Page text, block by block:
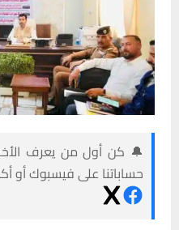
🔔 كن أول من يعرف
حساباتنا على فيسبوك أو